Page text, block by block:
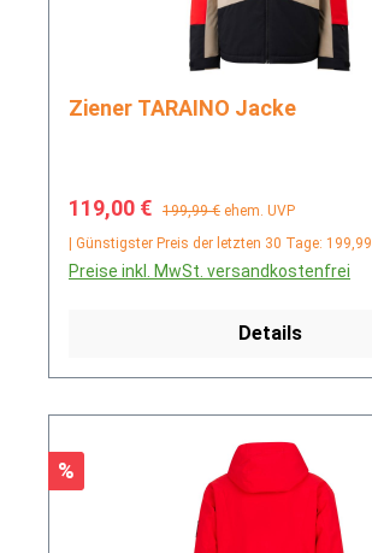
Ziener TARAINO Jacke
Verkaufspreis:
119,00 € Regulärer Preis:
199,99 € ehem. UVP
| Günstigster Preis der letzten 30 Tage:
Preise inkl. MwSt. versandkostenfrei
Details
Rabatt
%